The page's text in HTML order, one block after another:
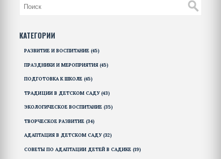
КАТЕГОРИИ
РАЗВИТИЕ И ВОСПИТАНИЕ (45)
ПРАЗДНИКИ И МЕРОПРИЯТИЯ (45)
ПОДГОТОВКА К ШКОЛЕ (45)
ТРАДИЦИИ В ДЕТСКОМ САДУ(43)
ЭКОЛОГИЧЕСКОЕ ВОСПИТАНИЕ (35)
ТВОРЧЕСКОЕ РАЗВИТИЕ (34)
АДАПТАЦИЯ В ДЕТСКОМ САДУ(32)
СОВЕТЫ ПО АДАПТАЦИИ ДЕТЕЙ В САДИКЕ (19)